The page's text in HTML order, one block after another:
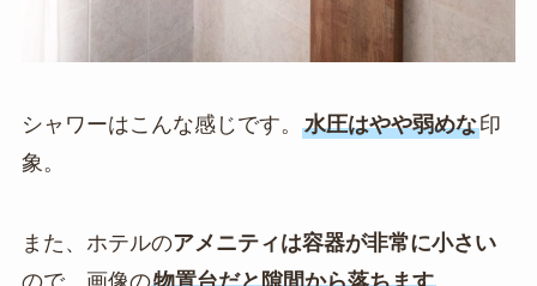
シャワーはこんな感じです。 水圧はやや弱めな印
象。
また、ホテルのアメニティは容器が非常に小さい